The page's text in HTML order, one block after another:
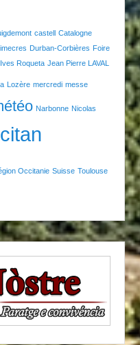
castell
Catalogne
Durban-Corbières Foire
Ives Roqueta Jean Pierre LAVAL
Lozère mercredi messe
Narbonne Nicolas
Occitanie Suisse Toulouse